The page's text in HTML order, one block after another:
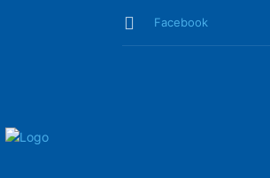
Facebook